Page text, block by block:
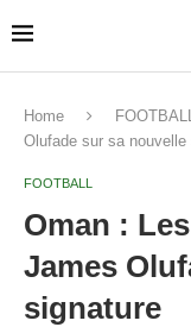
Home
Olufade sur sa nouvelle
FOOTBALL
Oman :
James
signature